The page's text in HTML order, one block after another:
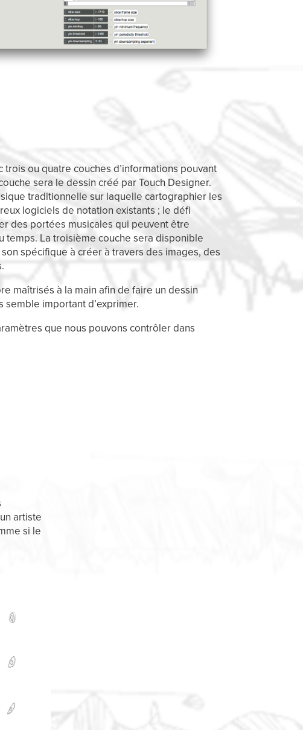
ou quatre couches d’informations pouvant
sera le dessin créé par Touch Designer.
traditionnelle sur laquelle cartographier les
logiciels de notation existants ; le défi
des portées musicales qui peuvent être
temps. La troisième couche sera disponible
spécifique à créer à travers des images, des
maîtrisés à la main afin de faire un dessin
semble important d’exprimer.
que nous pouvons contrôler dans
artiste
si le